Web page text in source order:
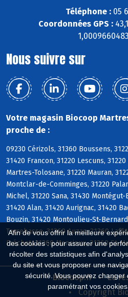
Afin de vous offrir la meilleure
des cookies : pour assurer une
récolter des statistiques afin
du site et vous proposer une
sécurité. Vous pouvez
paramétrant vos
Téléphone : 05
Coordonnées GPS :
Nous suivre sur
Votre magasin Biocoop
proche de :
09230 Cérizols, 31360 Boussens,
31420 Francon, 31220 Lescuns,
Martres-Tolosane, 31220 Mauran,
Montclar-de-Comminges, 31220
Michel, 31220 Sana, 31430
31420 Alan, 31420 Aurignac, 31420
Bouzin, 31420 Montoulieu-St-
Terrebasse, 31360 Auzas, 31360
Fréchet, 31360 Mancioux, 31360 St-
Biocoop.fr
Le
Copyright